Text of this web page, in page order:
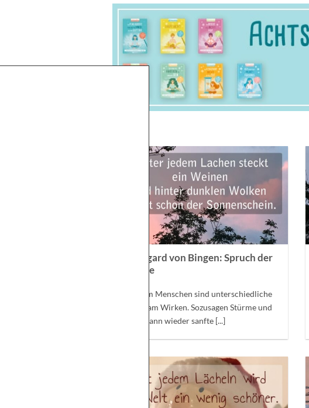
Hildegard von Bingen: Spruch der
Woche
In jedem Menschen sind unterschiedliche
Kräfte am Wirken. Sozusagen Stürme und
Böen, dann wieder sanfte [...]